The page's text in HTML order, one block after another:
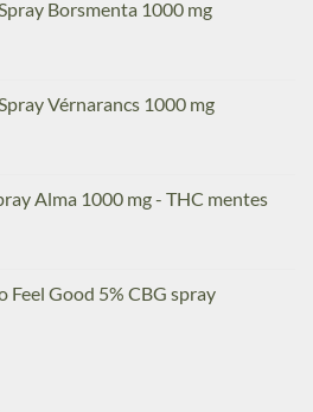
Borsmenta 1000 mg
Vérnarancs 1000 mg
Alma 1000 mg - THC mentes
Feel Good 5% CBG spray